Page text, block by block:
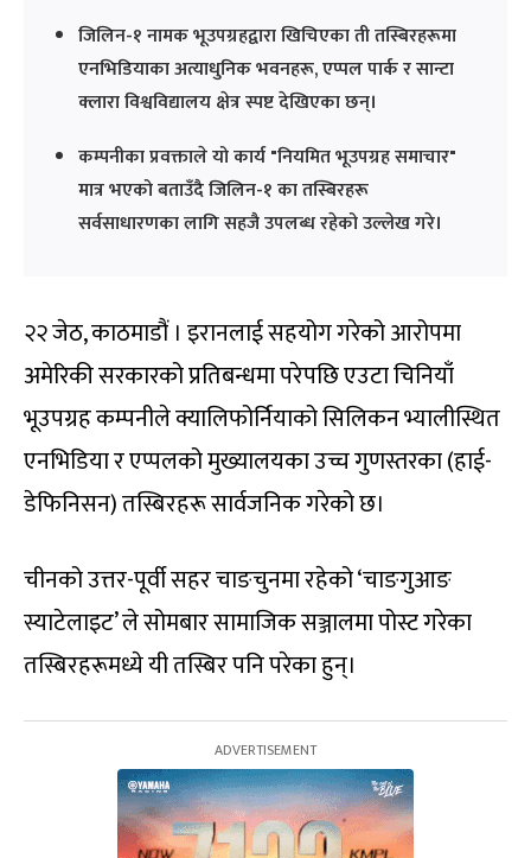
जिलिन-१ नामक भूउपग्रहद्वारा खिचिएका ती तस्बिरहरूमा
एनभिडियाका अत्याधुनिक भवनहरू, एप्पल पार्क र सान्टा
क्लारा विश्वविद्यालय क्षेत्र स्पष्ट देखिएका छन्।
कम्पनीका प्रवक्ताले यो कार्य "नियमित भूउपग्रह समाचार"
मात्र भएको बताउँदै जिलिन-१ का तस्बिरहरू
सर्वसाधारणका लागि सहजै उपलब्ध रहेको उल्लेख गरे।
२२ जेठ, काठमाडौं । इरानलाई सहयोग गरेको आरोपमा
अमेरिकी सरकारको प्रतिबन्धमा परेपछि एउटा चिनियाँ
भूउपग्रह कम्पनीले क्यालिफोर्नियाको सिलिकन भ्यालीस्थित
एनभिडिया र एप्पलको मुख्यालयका उच्च गुणस्तरका (हाई-
डेफिनिसन) तस्बिरहरू सार्वजनिक गरेको छ।
चीनको उत्तर-पूर्वी सहर चाङचुनमा रहेको ‘चाङगुआङ
स्याटेलाइट’ ले सोमबार सामाजिक सञ्जालमा पोस्ट गरेका
तस्बिरहरूमध्ये यी तस्बिर पनि परेका हुन्।